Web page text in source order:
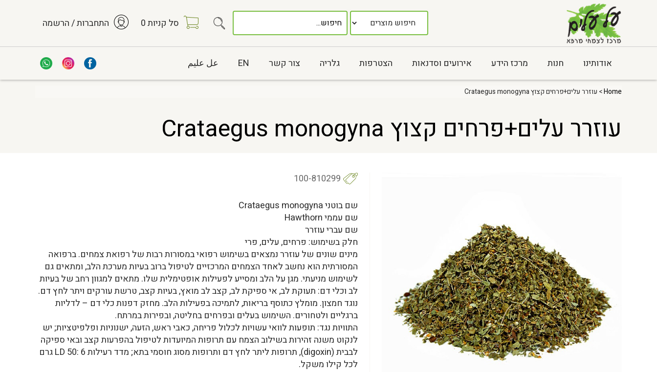
סל קניות0 התחברות / הרשמה
אודותינו חנות מרכז הידע אירועים וסדנאות הצטרפות גלריה צור קשר EN عل عليم
Home> עוזרר עלים+פרחים קצוץ Crataegus monogyna
עוזרר עלים+פרחים קצוץ Crataegus monogyna
100-810299
שם בוטני Crataegus monogyna
שם עממי Hawthorn
שם עברי עוזרר
חלק בשימוש: פרחים, עלים, פרי
מינים שונים של עוזרר נמצאים בשימוש רפואי במסורות רבות של רפואת צמחים. ברפואה
המסורתית הוא נחשב לאחד הצמחים המרכזיים לטיפול ברוב בעיות מערכת הלב, ומתאים גם
לשימוש מניעתי. מגן על הלב ומסייע לפעילות אופטימלית שלו. מתאים למגוון רחב של בעיות
לב וכלי דם: תעוקת לב, אי ספיקת לב, קצב לב מואץ, בעיות קצב, טרשת עורקים ויתר לחץ דם.
נוגד חמצון. מומלץ כתוסף בריאות, לתמיכה בפעילות הלב. מחזק דפנות כלי דם – לדליות
ברגליים ולטחורים. השימוש בעלים ובפרחים בחליטה, ובפירות במרתח.
התוויות נגד: תופעות לוואי עשויות לכלול פריחה, כאבי ראש, הזעה, ישנוניות ופלפיטציות; יש
לנקוט משנה זהירות בשילוב הצמח עם תרופות המיועדות לטיפול בהפרעות קצב ובאי ספיקה
לבבית (digoxin), תרופות ליתר לחץ דם ותרופות מסוג חוסמי בתא; מדד רעילות LD 50: 6 גרם
לכל קילו משקל.